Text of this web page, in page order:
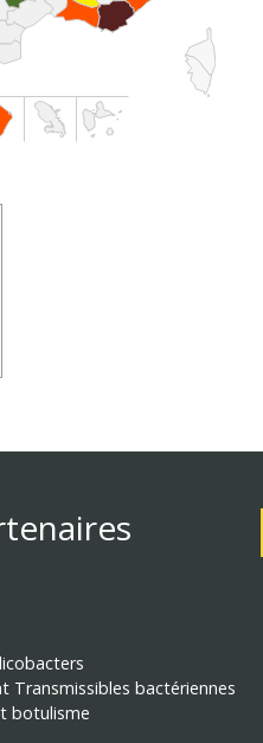
Transmissibles bactériennes
botulisme